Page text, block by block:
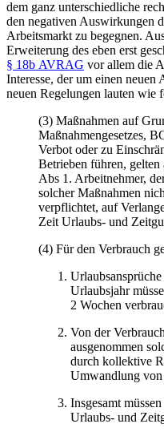
dem ganz unterschiedliche
den negativen Auswirkungen
Arbeitsmarkt zu begegnen.
Erweiterung des eben erst
§ 18b AVRAG vor allem die
Interesse, der um einen
neuen Regelungen lauten wie
(3) Maßnahmen auf
Maßnahmengesetzes,
Verbot oder zu
Betrieben führen, gelten
Abs 1. Arbeitnehmer,
solcher Maßnahmen
verpflichtet, auf
Zeit Urlaubs- und
(4) Für den Verbrauch
Urlaubsjahr
2 Wochen
Von der
ausgenommen
durch kollektive
Umwandlung von
Insgesamt
Urlaubs- und